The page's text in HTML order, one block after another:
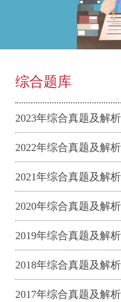
综合题库
2023年综合真题及解析
2022年综合真题及解析
2021年综合真题及解析
2020年综合真题及解析
2019年综合真题及解析
2018年综合真题及解析
2017年综合真题及解析